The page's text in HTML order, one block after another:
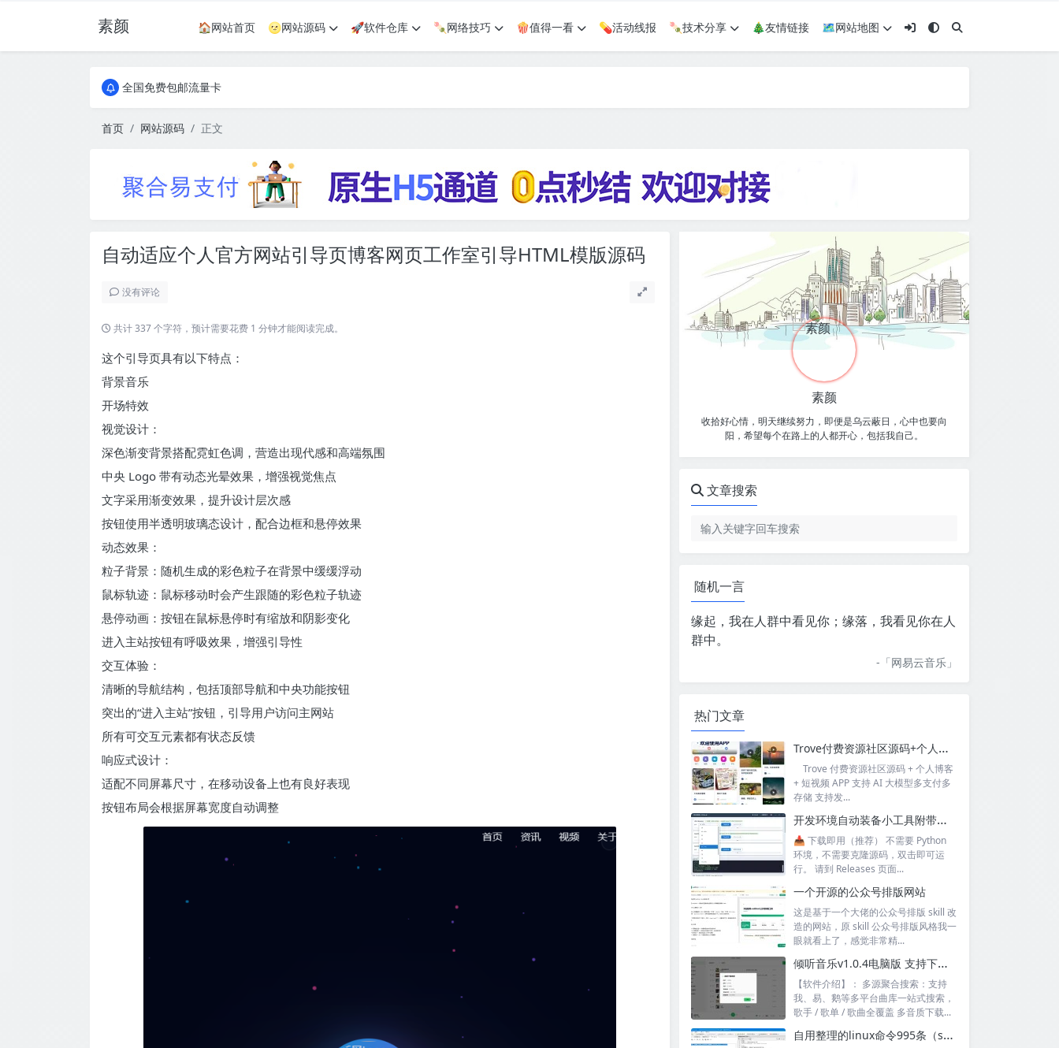
素颜 🏠网站首页 🌝网站源码 🚀软件仓库 🍡网络技巧 🍿值得一看 💊活动线报 🍡技术分享 🎄友情链接 🗺网站地图
全国免费包邮流量卡
实惠服务器
实惠服务器
首页 网站源码 正文
自动适应个人官方网站引导页博客网页工作室引导HTML模版源码
没有评论
共计 337 个字符，预计需要花费 1 分钟才能阅读完成。
这个引导页具有以下特点：
背景音乐
开场特效
视觉设计：
深色渐变背景搭配霓虹色调，营造出现代感和高端氛围
中央 Logo 带有动态光晕效果，增强视觉焦点
文字采用渐变效果，提升设计层次感
按钮使用半透明玻璃态设计，配合边框和悬停效果
动态效果：
粒子背景：随机生成的彩色粒子在背景中缓缓浮动
鼠标轨迹：鼠标移动时会产生跟随的彩色粒子轨迹
悬停动画：按钮在鼠标悬停时有缩放和阴影变化
进入主站按钮有呼吸效果，增强引导性
交互体验：
清晰的导航结构，包括顶部导航和中央功能按钮
突出的“进入主站”按钮，引导用户访问主网站
所有可交互元素都有状态反馈
响应式设计：
适配不同屏幕尺寸，在移动设备上也有良好表现
按钮布局会根据屏幕宽度自动调整
素颜
收拾好心情，明天继续努力，即便是乌云蔽日，心中也要向
阳，希望每个在路上的人都开心，包括我自己。
文章搜索
随机一言
缘起，我在人群中看见你；缘落，我看见你在人
群中。
-「网易云音乐 」
热门文章
Trove付费资源社区源码+个人博客+短视频 APP 支持AI大模型多支付多存储
Trove 付费资源社区源码 + 个人博客
+ 短视频 APP 支持 AI 大模型多支付多
存储 支持发...
开发环境自动装备小工具附带源码
📥 下载即用（推荐） 不需要 Python
环境，不需要克隆源码，双击即可运
行。 请到 Releases 页面...
一个开源的公众号排版网站
这是基于一个大佬的公众号排版 skill 改
造的网站，原 skill 公众号排版风格我一
眼就看上了，感觉非常精...
倾听音乐v1.0.4电脑版 支持下载无损音质 可听可下有歌词
【软件介绍】： 多源聚合搜索：支持
我、易、鹅等多平台曲库一站式搜索，
歌手 / 歌单 / 歌曲全覆盖 多音质下载...
自用整理的linux命令995条（sql+excel）